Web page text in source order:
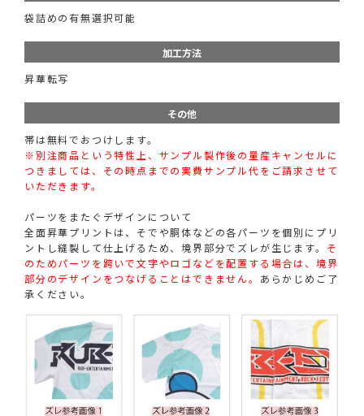
袋詰めの有無選択可能
加工方法
昇華転写
その他
帯は無料でおつけします。
※別注商品という特性上、サンプル製作後の量産キャンセルに
つきましては、その時点までの実費サンプル代をご請求させて
いただきます。
パーツをまたぐデザインについて
全面昇華プリントは、そでや胴体などの各パーツを個別にプリ
ントし縫製して仕上げるため、境界部分でズレが生じます。 そ
のためパーツを跨いで文字やロゴなどを配置する場合は、境界
部分のデザインをつなげることはできません。 あらかじめご了
承ください。